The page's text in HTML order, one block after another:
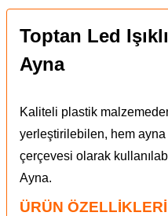
Toptan Led
Ayna
Kaliteli plastik
yerleştirilebilen, hem
çerçevesi olarak
Ayna.
ÜRÜN ÖZELLİKLERİ